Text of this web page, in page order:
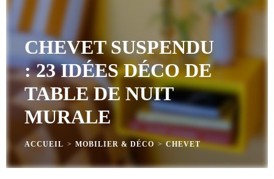
CHEVET SUSPENDU
: 23 IDÉES DÉCO DE
TABLE DE NUIT
MURALE
ACCUEIL > MOBILIER & DÉCO > CHEVET